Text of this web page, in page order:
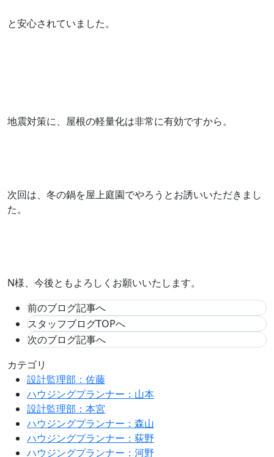
と安心されていました。
地震対策に、屋根の軽量化は非常に有効ですから。
次回は、冬の鍋を屋上庭園でやろうとお誘いいただきまし
た。
N様、今後ともよろしくお願いいたします。
前のブログ記事へ
スタッフブログTOPへ
次のブログ記事へ
カテゴリ
設計監理部：佐藤
ハウジングプランナー：山本
設計監理部：本宮
ハウジングプランナー：森山
ハウジングプランナー：荻野
ハウジングプランナー：河野